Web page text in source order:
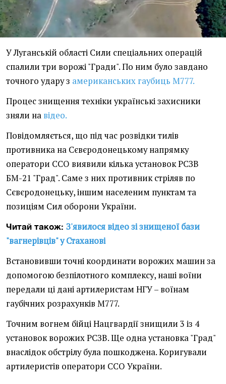
У Луганській області Сили спеціальних операцій
спалили три ворожі "Гради". По ним було завдано
точного удару з американських гаубиць М777.
Процес знищення техніки українські захисники
зняли на відео.
Повідомляється, що під час розвідки тилів
противника на Сєвєродонецькому напрямку
оператори ССО виявили кілька установок РСЗВ
БМ-21 "Град". Саме з них противник стріляв по
Сєвєродонецьку, іншим населеним пунктам та
позиціям Сил оборони України.
Читай також: З'явилося відео зі знищеної бази
"вагнерівців" у Стаханові
Встановивши точні координати ворожих машин за
допомогою безпілотного комплексу, наші воїни
передали ці дані артилеристам НГУ – воїнам
гаубічних розрахунків М777.
Точним вогнем бійці Нацгвардії знищили 3 із 4
установок ворожих РСЗВ. Ще одна установка "Град"
внаслідок обстрілу була пошкоджена. Коригували
артилеристів оператори ССО України.